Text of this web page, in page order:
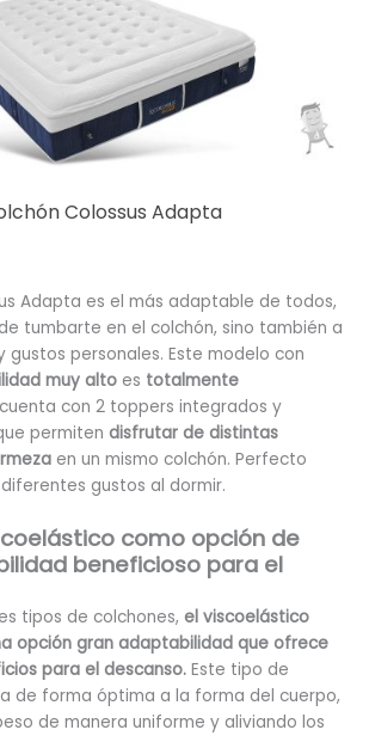
Colossus Adapta
Adapta es el más adaptable de todos,
tumbarte en el colchón, sino también a
gustos personales. Este modelo con
muy alto es totalmente
con 2 toppers integrados y
permiten disfrutar de distintas
en un mismo colchón. Perfecto
gustos al dormir.
como opción de
beneficioso para el
tipos de colchones, el viscoelástico
opción gran adaptabilidad que ofrece
para el descanso. Este tipo de
de forma óptima a la forma del cuerpo,
de manera uniforme y aliviando los